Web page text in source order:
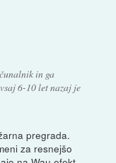
in ga
6-10 let nazaj je
pregrada.
za resnejšo